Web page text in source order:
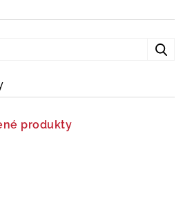
produkty